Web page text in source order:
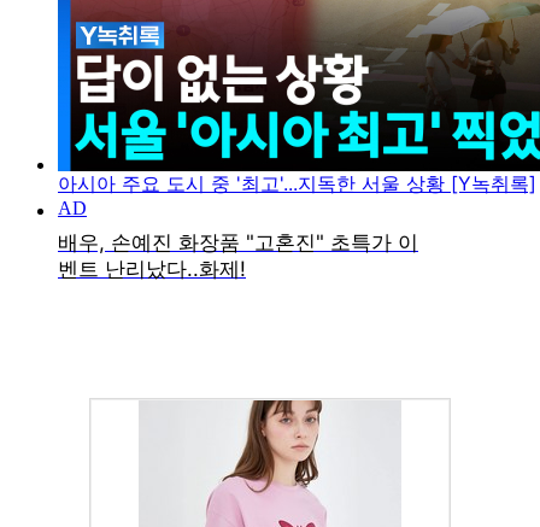
아시아 주요 도시 중 '최고'...지독한 서울 상황 [Y녹취록]